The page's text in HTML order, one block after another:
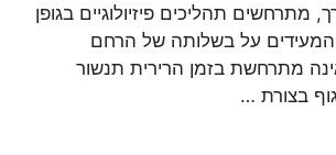
תהליכים פיזיולוגיים בגופן
המעידים על בשלותה של הרחם
מתרחשת בזמן הרירית תנשור
בצורת …